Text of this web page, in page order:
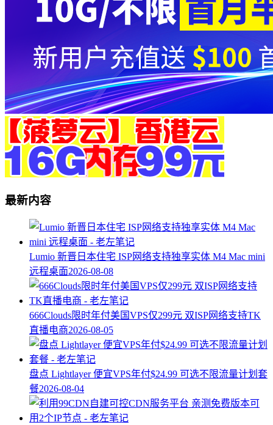
最新内容
Lumio 新晋日本住宅 ISP网络支持独享实体 M4 Mac mini
远程桌面2026-08-08
666Clouds限时年付美国VPS仅299元 双ISP网络支持TK
直播电商2026-08-05
盘点 Lightlayer 便宜VPS年付$24.99 可选不限流量计划套
餐2026-08-04